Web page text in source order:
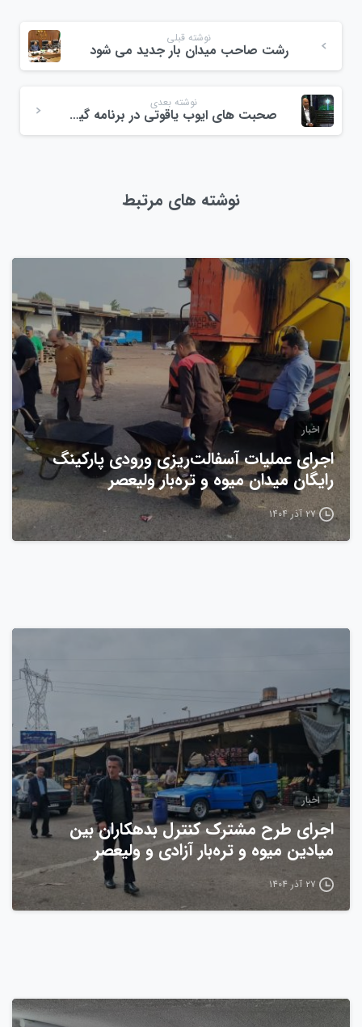
نوشته قبلی
رشت صاحب میدان بار جدید می شود
نوشته بعدی
صحبت های ایوب یاقوتی در برنامه گیل شو شبکه باران بهمن ماه ۱۴۰۲
نوشته های مرتبط
اخبار
اجرای عملیات آسفالت‌ریزی ورودی پارکینگ
رایگان میدان میوه و تره‌بار ولیعصر
۲۷ آذر ۱۴۰۴
اخبار
اجرای طرح مشترک کنترل بدهکاران بین
میادین میوه و تره‌بار آزادی و ولیعصر
۲۷ آذر ۱۴۰۴